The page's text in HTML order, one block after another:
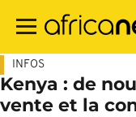
contenu
INFOS
Kenya : de
vente et la